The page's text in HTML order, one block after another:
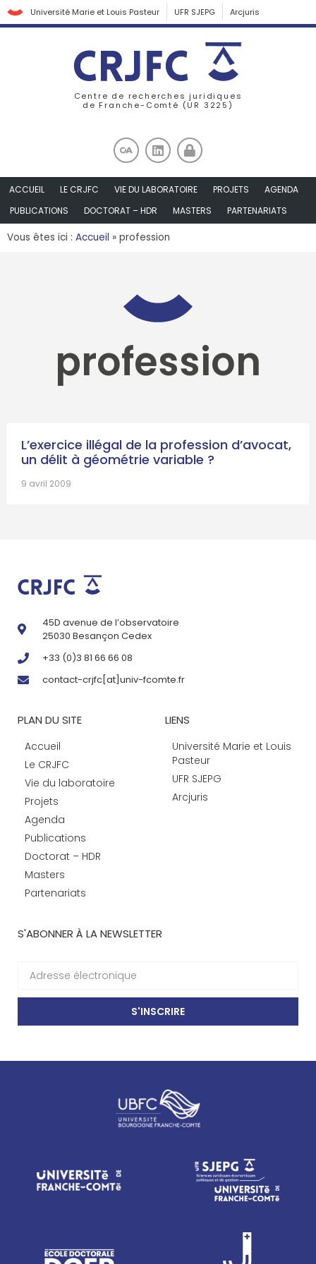
Université Marie et Louis Pasteur UFR SJEPG Arcjuris
Centre de recherches juridiques
de Franche-Comté (UR 3225)
ACCUEIL LE CRJFC VIE DU LABORATOIRE PROJETS
AGENDA
PUBLICATIONS
DOCTORAT – HDR MASTERS PARTENARIATS
Vous êtes ici : Accueil » profession
profession
L’exercice illégal de la profession d’avocat,
un délit à géométrie variable ?
9 avril 2009
45D avenue de l’observatoire
25030 Besançon Cedex
+33 (0)3 81 66 66 08
contact-crjfc[at]univ-fcomte.fr
PLAN DU SITE
Accueil
Le CRJFC
Vie du laboratoire
Projets
Agenda
Publications
Doctorat – HDR
Masters
Partenariats
LIENS
Université Marie et Louis
Pasteur
UFR SJEPG
Arcjuris
S'ABONNER À LA NEWSLETTER
S'INSCRIRE